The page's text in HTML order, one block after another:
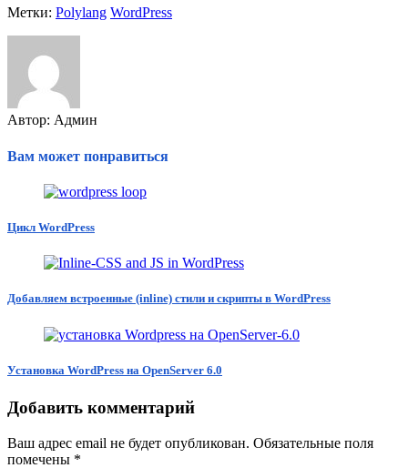
Метки: Polylang WordPress
Автор: Админ
Вам может понравиться
Цикл WordPress
Добавляем встроенные (inline) стили и скрипты в WordPress
Установка WordPress на OpenServer 6.0
Добавить комментарий
Ваш адрес email не будет опубликован. Обязательные поля
помечены *